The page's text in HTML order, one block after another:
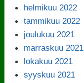
helmikuu 2022
tammikuu 2022
joulukuu 2021
marraskuu 2021
lokakuu 2021
syyskuu 2021